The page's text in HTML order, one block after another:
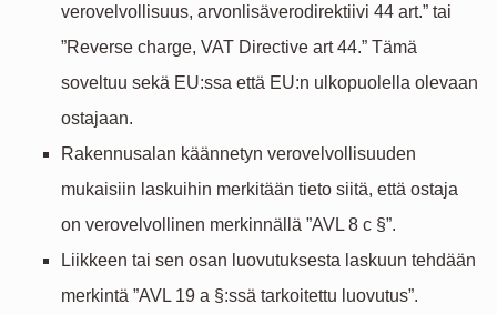
verovelvollisuus, arvonlisäverodirektiivi 44 art.” tai
”Reverse charge, VAT Directive art 44.” Tämä
soveltuu sekä EU:ssa että EU:n ulkopuolella olevaan
ostajaan.
Rakennusalan käännetyn verovelvollisuuden
mukaisiin laskuihin merkitään tieto siitä, että ostaja
on verovelvollinen merkinnällä ”AVL 8 c §”.
Liikkeen tai sen osan luovutuksesta laskuun tehdään
merkintä ”AVL 19 a §:ssä tarkoitettu luovutus”.